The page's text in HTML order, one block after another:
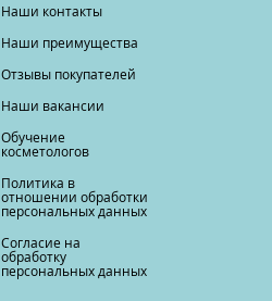
Наши контакты
Наши преимущества
Отзывы покупателей
Наши вакансии
Обучение
косметологов
Политика в
отношении обработки
персональных данных
Согласие на
обработку
персональных данных